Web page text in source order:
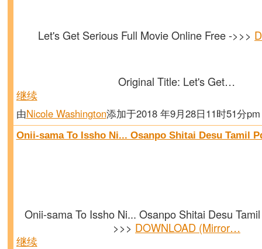
Let's Get Serious Full Movie Online Free ->>>
Original Title: Let's Get…
继续
由Nicole Washington添加于2018 年9月28日11时51分
Onii-sama To Issho Ni... Osanpo Shitai Desu Tamil
Onii-sama To Issho Ni... Osanpo Shitai Desu
>>> DOWNLOAD (Mirror…
继续